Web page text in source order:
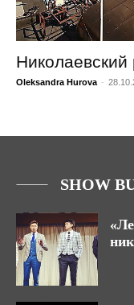
Николаевский
Oleksandra Hurova -
SHOW